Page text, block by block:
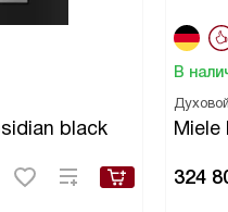
black
В
Miele
324